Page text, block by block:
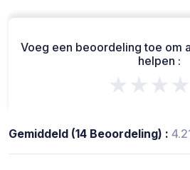
Voeg een beoordeling toe om
helpen :
Gemiddeld (14 Beoordeling) :